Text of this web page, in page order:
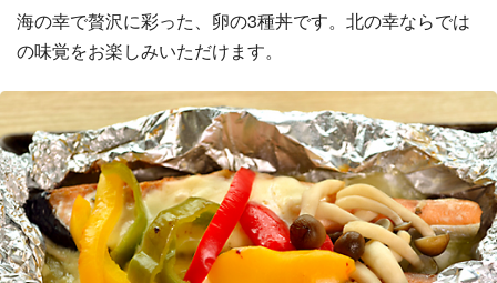
海の幸で贅沢に彩った、卵の3種丼です。北の幸ならでは
の味覚をお楽しみいただけます。